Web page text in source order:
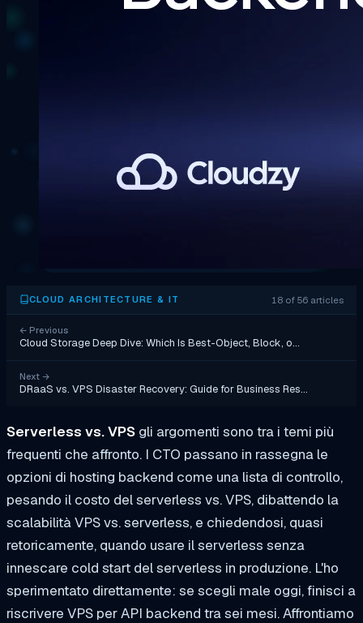
CLOUD ARCHITECTURE & IT 18 of 56 articles
← Previous
Cloud Storage Deep Dive: Which Is Best-Object, Block, o…
Next →
DRaaS vs. VPS Disaster Recovery: Guide for Business Res…
Serverless vs. VPS gli argomenti sono tra i temi più
frequenti che affronto. I CTO passano in rassegna le
opzioni di hosting backend come una lista di controllo,
pesando il costo del serverless vs. VPS, dibattendo la
scalabilità VPS vs. serverless, e chiedendosi, quasi
retoricamente, quando usare il serverless senza
innescare cold start del serverless in produzione. L'ho
sperimentato direttamente: se scegli male oggi, finisci a
riscrivere VPS per API backend tra sei mesi. Affrontiamo